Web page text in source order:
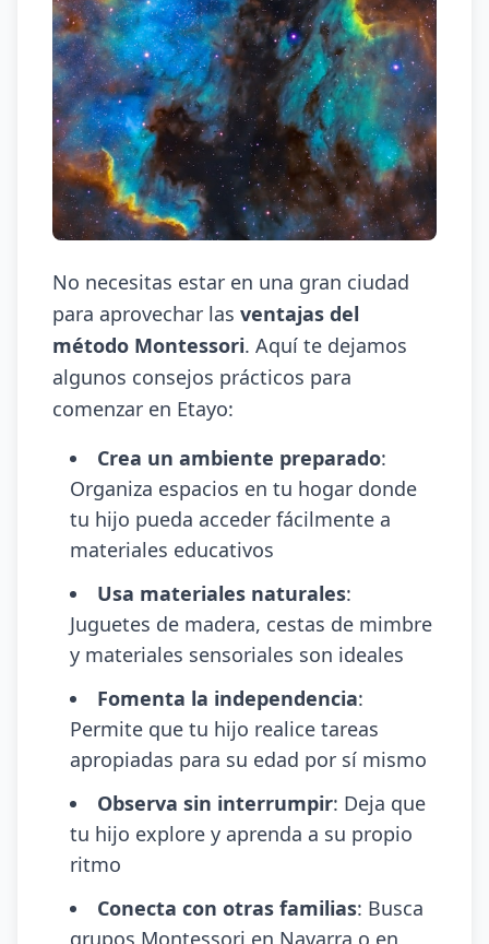
No necesitas estar en una gran ciudad
para aprovechar las ventajas del
método Montessori. Aquí te dejamos
algunos consejos prácticos para
comenzar en Etayo:
Crea un ambiente preparado:
Organiza espacios en tu hogar donde
tu hijo pueda acceder fácilmente a
materiales educativos
Usa materiales naturales:
Juguetes de madera, cestas de mimbre
y materiales sensoriales son ideales
Fomenta la independencia:
Permite que tu hijo realice tareas
apropiadas para su edad por sí mismo
Observa sin interrumpir: Deja que
tu hijo explore y aprenda a su propio
ritmo
Conecta con otras familias: Busca
grupos Montessori en Navarra o en